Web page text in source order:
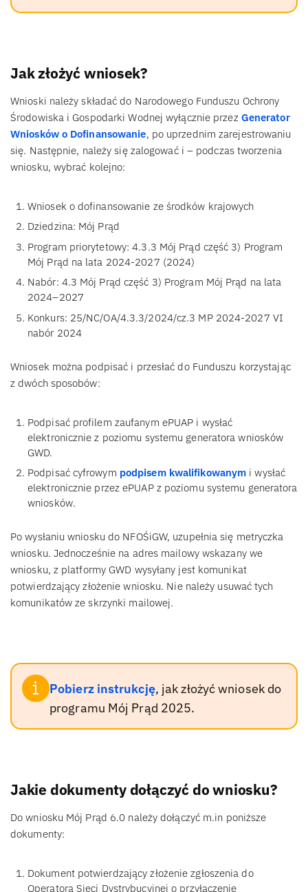
Jak złożyć wniosek?
Wnioski należy składać do Narodowego Funduszu Ochrony
Środowiska i Gospodarki Wodnej wyłącznie przez Generator
Wniosków o Dofinansowanie, po uprzednim zarejestrowaniu
się. Następnie, należy się zalogować i – podczas tworzenia
wniosku, wybrać kolejno:
Wniosek o dofinansowanie ze środków krajowych
Dziedzina: Mój Prąd
Program priorytetowy: 4.3.3 Mój Prąd część 3) Program
Mój Prąd na lata 2024-2027 (2024)
Nabór: 4.3 Mój Prąd część 3) Program Mój Prąd na lata
2024–2027
Konkurs: 25/NC/OA/4.3.3/2024/cz.3 MP 2024-2027 VI
nabór 2024
Wniosek można podpisać i przesłać do Funduszu korzystając
z dwóch sposobów:
Podpisać profilem zaufanym ePUAP i wysłać
elektronicznie z poziomu systemu generatora wniosków
GWD.
Podpisać cyfrowym podpisem kwalifikowanym i wysłać
elektronicznie przez ePUAP z poziomu systemu generatora
wniosków.
Po wysłaniu wniosku do NFOŚiGW, uzupełnia się metryczka
wniosku. Jednocześnie na adres mailowy wskazany we
wniosku, z platformy GWD wysyłany jest komunikat
potwierdzający złożenie wniosku. Nie należy usuwać tych
komunikatów ze skrzynki mailowej.
Pobierz instrukcję, jak złożyć wniosek do
programu Mój Prąd 2025.
Jakie dokumenty dołączyć do wniosku?
Do wniosku Mój Prąd 6.0 należy dołączyć m.in poniższe
dokumenty:
Dokument potwierdzający złożenie zgłoszenia do
Operatora Sieci Dystrybucyjnej o przyłączenie